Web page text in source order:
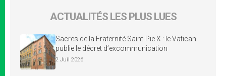
ACTUALITÉS LES PLUS LUES
Sacres de la Fraternité Saint-Pie X : le Vatican
publie le décret d’excommunication
2 Juil 2026